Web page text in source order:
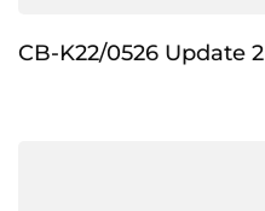
CB-K22/0526 Update 2